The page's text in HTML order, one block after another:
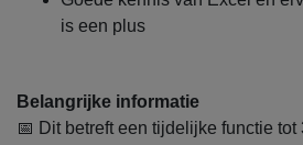
is een plus
Belangrijke informatie
📅 Dit betreft een tijdelijke functie tot